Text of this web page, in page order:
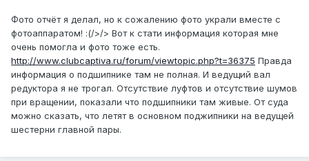
Фото отчёт я делал, но к сожалению фото украли вместе с
фотоаппаратом! :(/>/> Вот к стати информация которая мне
очень помогла и фото тоже есть.
http://www.clubcaptiva.ru/forum/viewtopic.php?t=36375 Правда
информация о подшипнике там не полная. И ведущий вал
редуктора я не трогал. Отсутствие луфтов и отсутствие шумов
при вращении, показали что подшипники там живые. От суда
можно сказать, что летят в основном поджипники на ведущей
шестерни главной пары.